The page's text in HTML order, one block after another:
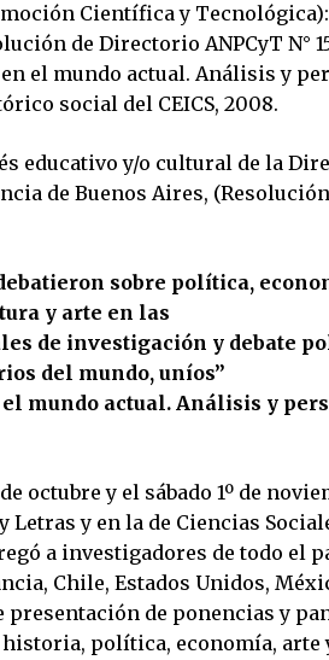
Científica y
de Directorio ANPCyT N°
el mundo actual. Análisis y
social del CEICS, 2008.
educativo y/o cultural de la
de Buenos Aires, (Resolución
sobre política,
y arte en las
de investigación y debate
del mundo, uníos”
mundo actual. Análisis y
octubre y el sábado 1º de
Letras y en la de Ciencias
a investigadores de todo el
Chile, Estados Unidos,
de ponencias y
historia, política, economía, arte